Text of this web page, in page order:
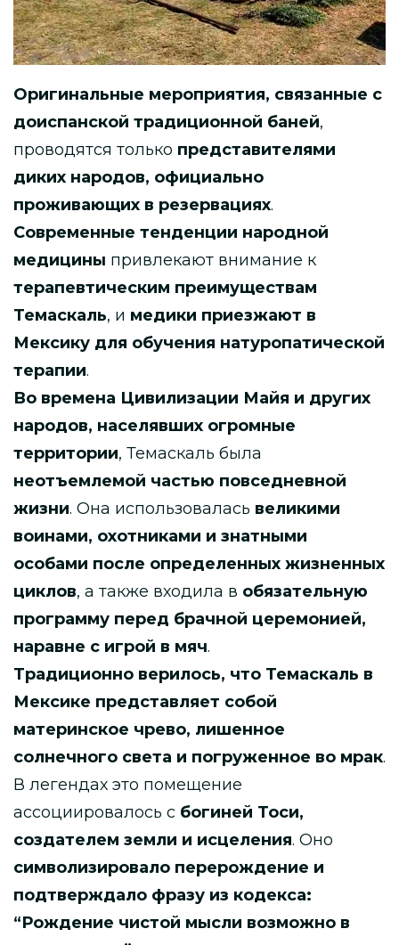
Оригинальные мероприятия, связанные с
доиспанской традиционной баней,
проводятся только представителями
диких народов, официально
проживающих в резервациях.
Современные тенденции народной
медицины привлекают внимание к
терапевтическим преимуществам
Темаскаль, и медики приезжают в
Мексику для обучения натуропатической
терапии.
Во времена Цивилизации Майя и других
народов, населявших огромные
территории, Темаскаль была
неотъемлемой частью повседневной
жизни. Она использовалась великими
воинами, охотниками и знатными
особами после определенных жизненных
циклов, а также входила в обязательную
программу перед брачной церемонией,
наравне с игрой в мяч.
Традиционно верилось, что Темаскаль в
Мексике представляет собой
материнское чрево, лишенное
солнечного света и погруженное во мрак.
В легендах это помещение
ассоциировалось с богиней Тоси,
создателем земли и исцеления. Оно
символизировало перерождение и
подтверждало фразу из кодекса:
“Рождение чистой мысли возможно в